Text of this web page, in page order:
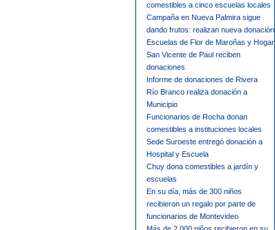
comestibles a cinco escuelas locales
Campaña en Nueva Palmira sigue
dando frutos: realizan nueva donación
Escuelas de Flor de Maroñas y Hogar
San Vicente de Paul reciben
donaciones
Informe de donaciones de Rivera
Río Branco realiza donación a
Municipio
Funcionarios de Rocha donan
comestibles a instituciones locales
Sede Suroeste entregó donación a
Hospital y Escuela
Chuy dona comestibles a jardín y
escuelas
En su día, más de 300 niños
recibieron un regalo por parte de
funcionarios de Montevideo